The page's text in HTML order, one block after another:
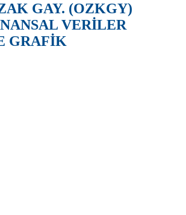
GAY. (OZKGY)
VERİLER
GRAFİK